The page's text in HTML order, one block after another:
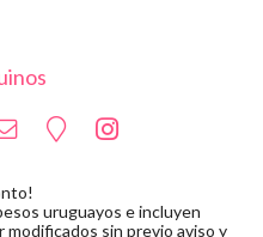
uruguayos e incluyen
sin previo aviso y